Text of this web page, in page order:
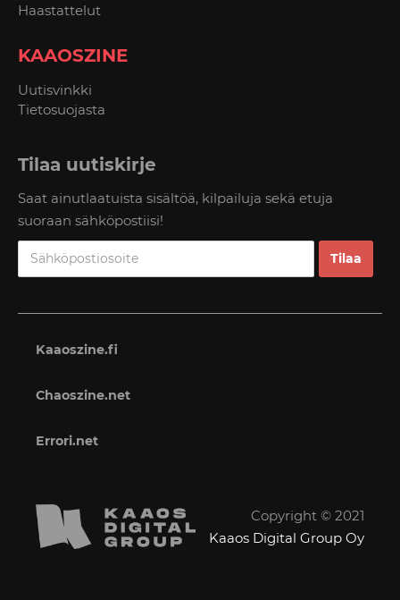
Haastattelut
KAAOSZINE
Uutisvinkki
Tietosuojasta
Tilaa uutiskirje
Saat ainutlaatuista sisältöä, kilpailuja sekä etuja
suoraan sähköpostiisi!
Kaaoszine.fi
Chaoszine.net
Errori.net
Copyright © 2021
Kaaos Digital Group Oy